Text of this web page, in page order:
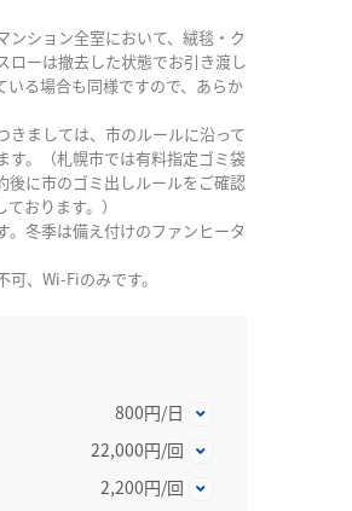
ンション全室において、絨毯・ク
ローは撤去した状態でお引き渡し
いる場合も同様ですので、あらか
きましては、市のルールに沿って
す。（札幌市では有料指定ゴミ袋
後に市のゴミ出しルールをご確認
おります。）
。冬季は備え付けのファンヒータ
可、Wi-Fiのみです。
800円/日
22,000円/回
2,200円/回